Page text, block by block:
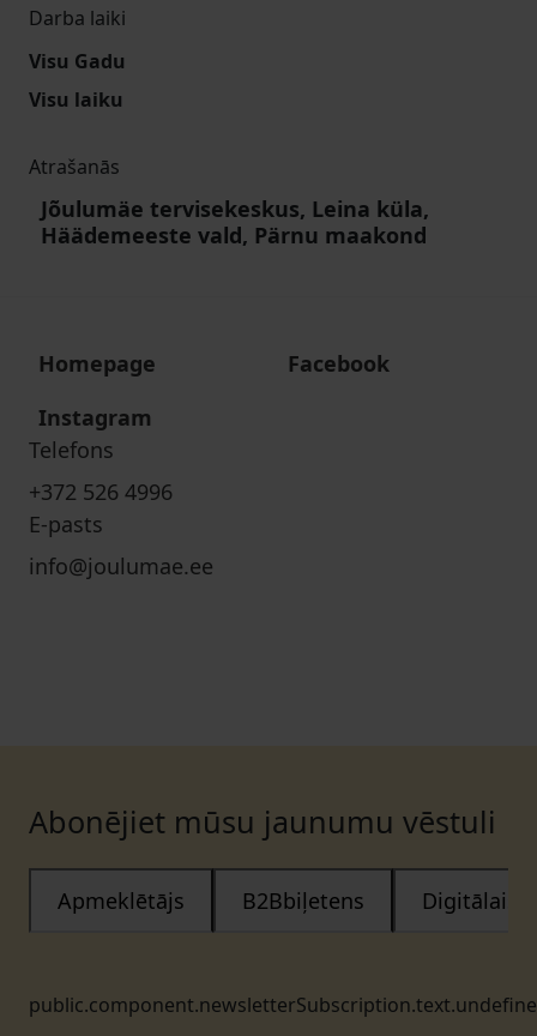
Darba laiki
Visu Gadu
Visu laiku
Atrašanās
Jõulumäe tervisekeskus, Leina küla,
Häädemeeste vald, Pärnu maakond
Homepage
Facebook
Instagram
Telefons
+372 526 4996
E-pasts
info@joulumae.ee
Abonējiet mūsu jaunumu vēstuli
Apmeklētājs B2Bbiļetens Digitālais